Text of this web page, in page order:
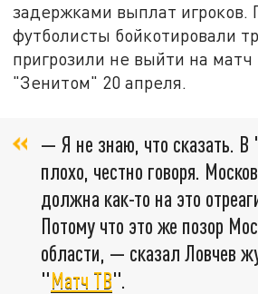
задержками выплат игроков.
футболисты бойкотировали
пригрозили не выйти на матч
"Зенитом" 20 апреля.
— Я не знаю, что сказать.
плохо, честно говоря.
должна как-то на это
Потому что это же позор
области, — сказал Ловчев
"Матч ТВ".